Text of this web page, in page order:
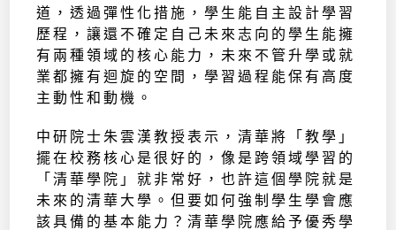
道，透過彈性化措施，學生能自主設計學習
歷程，讓還不確定自己未來志向的學生能擁
有兩種領域的核心能力，未來不管升學或就
業都擁有迴旋的空間，學習過程能保有高度
主動性和動機。
中研院士朱雲漢教授表示，清華將「教學」
擺在校務核心是很好的，像是跨領域學習的
「清華學院」就非常好，也許這個學院就是
未來的清華大學。但要如何強制學生學會應
該具備的基本能力？清華學院應給予優秀學